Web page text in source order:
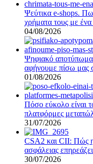
Ψεύτικα e-shops.
χρήματα τους με ένα
04/08/2026
Ψηφιακό αποτύπωμα:
αφήνουμε πίσω μας
01/08/2026
Πόσο εύκολο είναι
πλατφόρμες
31/07/2026
CSA2 και CII: Πώς η
ασφάλειας
30/07/2026